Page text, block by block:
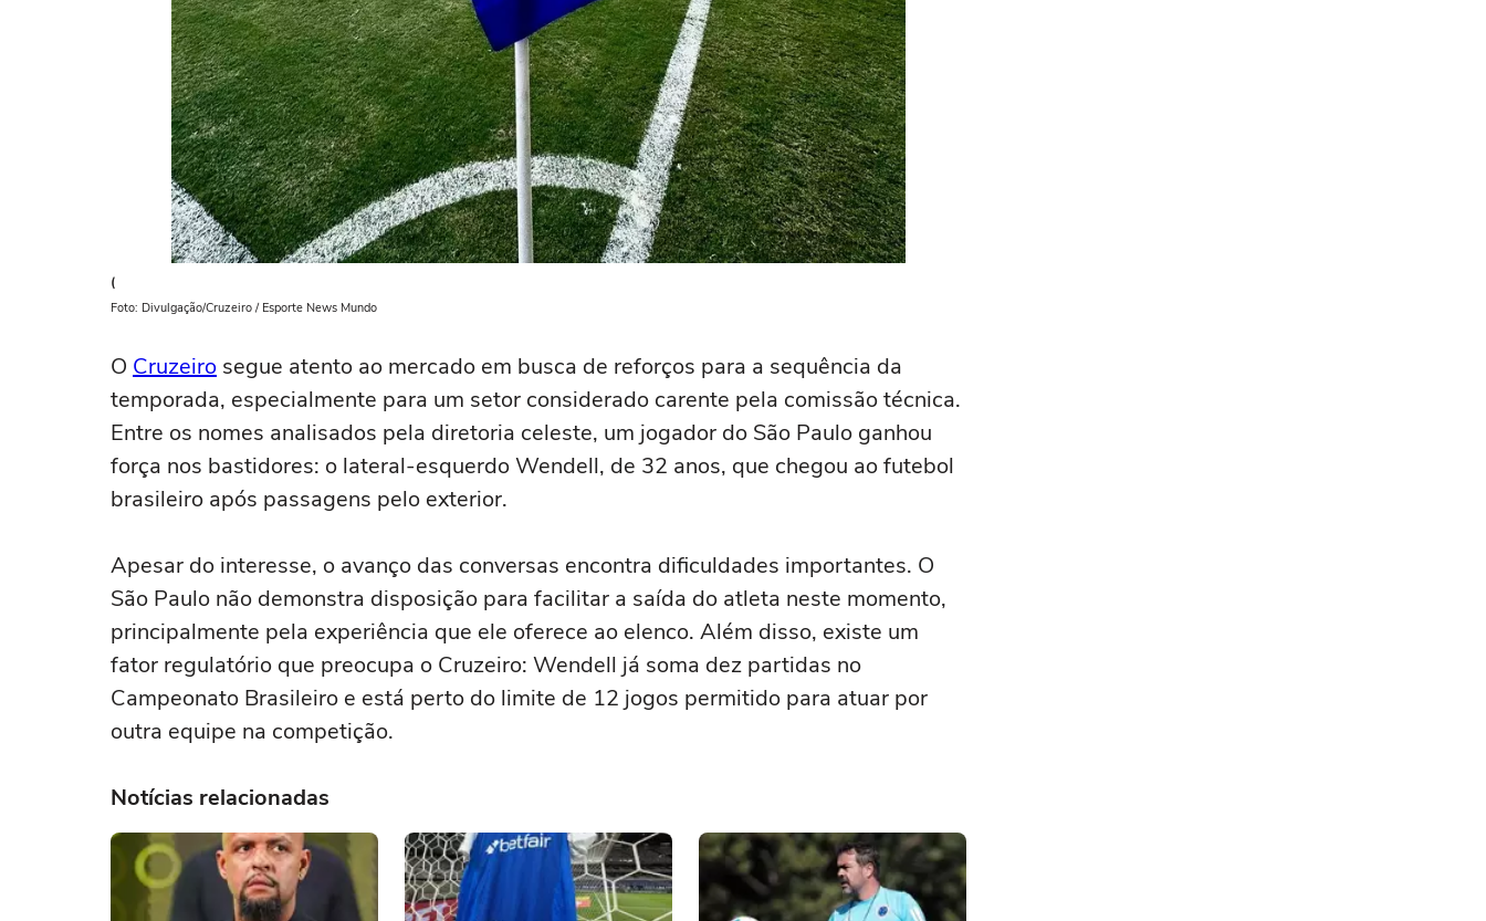
(
Foto: Divulgação/Cruzeiro / Esporte News Mundo
O Cruzeiro segue atento ao mercado em busca de reforços para a sequência da
temporada, especialmente para um setor considerado carente pela comissão técnica.
Entre os nomes analisados pela diretoria celeste, um jogador do São Paulo ganhou
força nos bastidores: o lateral-esquerdo Wendell, de 32 anos, que chegou ao futebol
brasileiro após passagens pelo exterior.
Apesar do interesse, o avanço das conversas encontra dificuldades importantes. O
São Paulo não demonstra disposição para facilitar a saída do atleta neste momento,
principalmente pela experiência que ele oferece ao elenco. Além disso, existe um
fator regulatório que preocupa o Cruzeiro: Wendell já soma dez partidas no
Campeonato Brasileiro e está perto do limite de 12 jogos permitido para atuar por
outra equipe na competição.
Notícias relacionadas